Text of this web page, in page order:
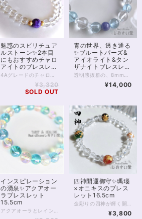
魅惑のスピリチュア
ルストーン✨2本目
にもおすすめチャロ
アイトのブレスレッ
ト16.5cm
¥3,320
SOLD OUT
青の世界、透き通る
✨ブルートパーズ&
アイオライト&タン
ザナイトブレスレッ
ト15.5cm
¥14,000
インスピレーション
の湧泉✨アクアオー
ラブレスレット
15.5cm
四神開運御守✨瑪瑙
×オニキスのブレス
レット16.5cm
¥3,800